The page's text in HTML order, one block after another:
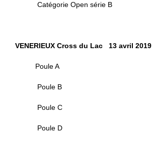
Catégorie Open série B
VENERIEUX Cross du Lac 13 avril 2019
Poule A
Poule B
Poule C
Poule D